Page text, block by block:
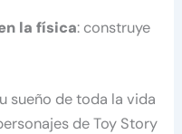
la física: construye
sueño de toda la vida
de Toy Story